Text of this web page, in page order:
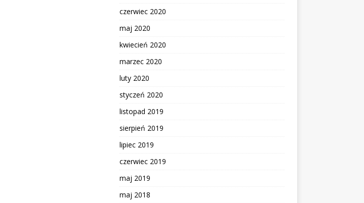
czerwiec 2020
maj 2020
kwiecień 2020
marzec 2020
luty 2020
styczeń 2020
listopad 2019
sierpień 2019
lipiec 2019
czerwiec 2019
maj 2019
maj 2018